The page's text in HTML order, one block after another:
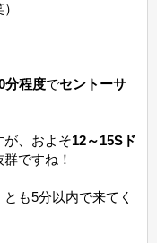
分程度でセントーサ
、およそ12～15Sド
ですね！
も5分以内で来てく